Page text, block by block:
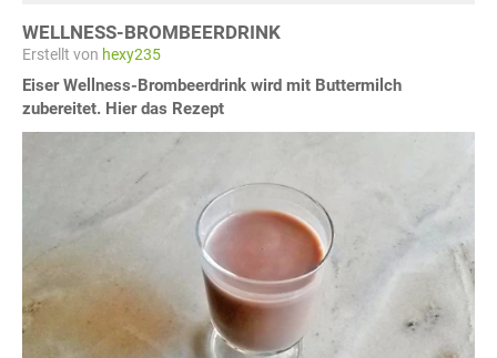
WELLNESS-BROMBEERDRINK
Erstellt von hexy235
Eiser Wellness-Brombeerdrink wird mit Buttermilch
zubereitet. Hier das Rezept